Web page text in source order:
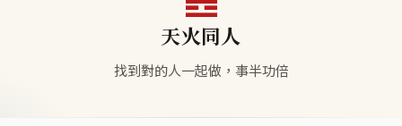
天火同人
找到對的人一起做，事半功倍